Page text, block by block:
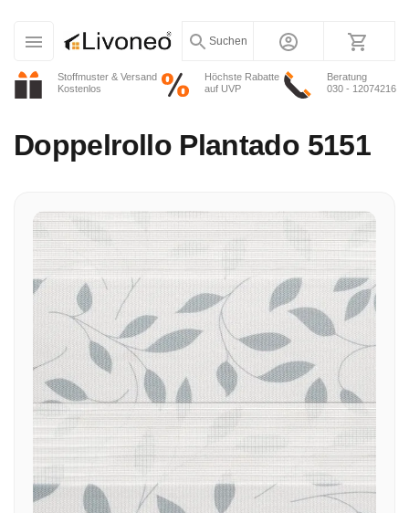
Stoffmuster & Versand
Kostenlos
Höchste Rabatte
auf UVP
Beratung
030 - 12074216
Suchen
Doppelrollo Plantado 5151